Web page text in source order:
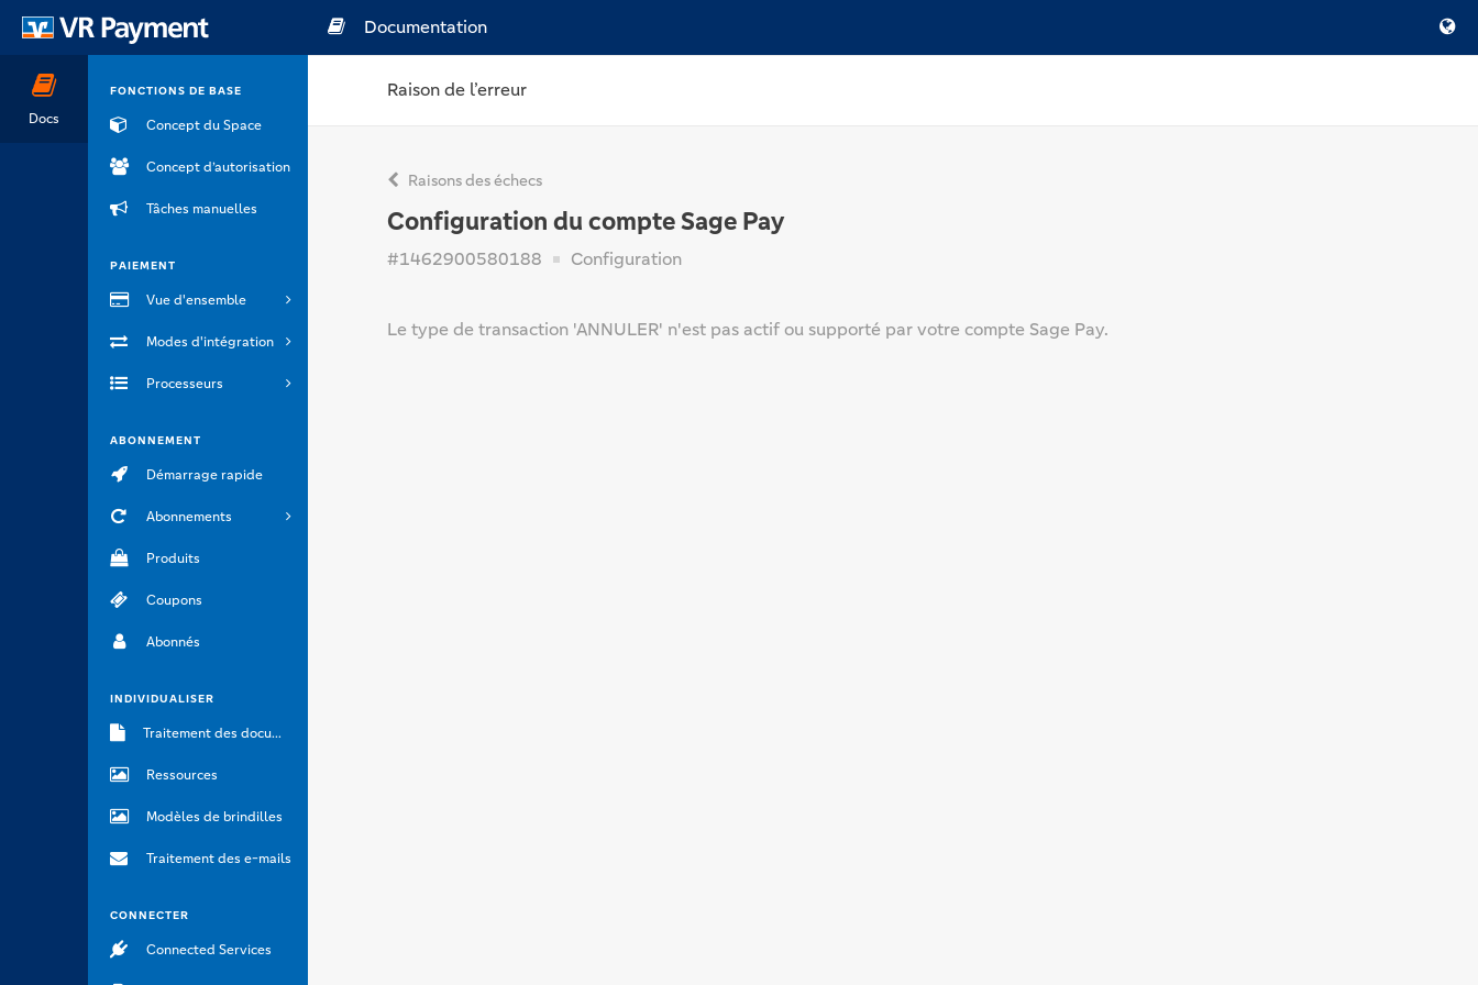
Docs
FONCTIONS DE BASE
Concept du Space
Concept d’autorisation
Tâches manuelles
PAIEMENT
Vue d'ensemble
Modes d'intégration
Processeurs
ABONNEMENT
Démarrage rapide
Abonnements
Produits
Coupons
Abonnés
INDIVIDUALISER
Traitement des documents
Ressources
Modèles de brindilles
Traitement des e-mails
CONNECTER
Connected Services
Documentation
Raison de l’erreur
Raisons des échecs
Configuration du compte Sage Pay
#1462900580188 Configuration
Le type de transaction 'ANNULER' n'est pas actif ou supporté par votre compte Sage Pay.